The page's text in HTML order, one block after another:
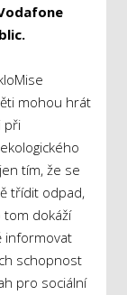
mohou hrát
při
tím, že se
třídit odpad,
tom dokáží
informovat
schopnost
pro sociální